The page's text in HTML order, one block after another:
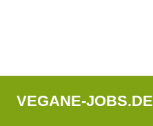
VEGANE-JOBS.DE